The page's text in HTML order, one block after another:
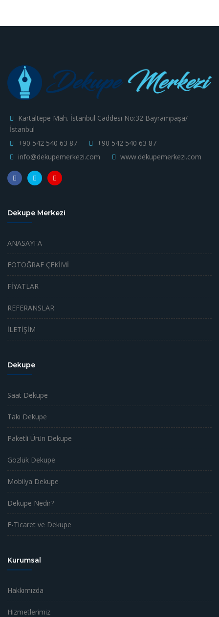
Kartaltepe Mah. İstanbul Caddesi No:32 Bayrampaşa/
İstanbul
+90 542 540 63 87
+90 542 540 63 87
info@dekupemerkezi.com
www.dekupemerkezi.com
Dekupe Merkezi
ANASAYFA
FOTOĞRAF ÇEKİMİ
FİYATLAR
REFERANSLAR
İLETİŞİM
Dekupe
Saat Dekupe
Takı Dekupe
Paketli Ürün Dekupe
Gözlük Dekupe
Mobilya Dekupe
Dekupe Nedir?
E-Ticaret ve Dekupe
Kurumsal
Hakkımızda
Hizmetlerimiz